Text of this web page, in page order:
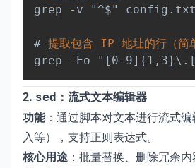
grep -v "^$"
# 提取包含 IP 地址的行（
2. sed ：流式文本编辑器
功能：通过脚本对文本进行流式
入等），支持正则表达式。
核心用途 ：批量替换、删除冗余内